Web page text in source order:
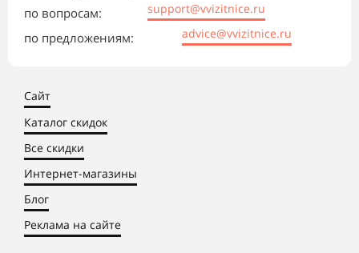
по вопросам: support@vvizitnice.ru
по предложениям: advice@vvizitnice.ru
Сайт
Каталог скидок
Все скидки
Интернет-магазины
Блог
Реклама на сайте